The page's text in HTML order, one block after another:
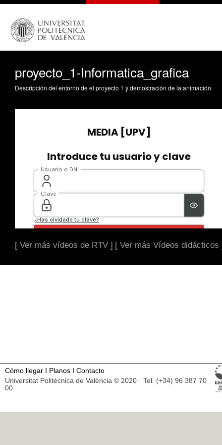
proyecto_1-Informatica_grafica
Descripción del entorno de el proyecto 1 y demostración de la animación.
[ Ver más vídeos de RTV ] [ Ver más Vídeos didácticos
Cómo llegar I Planos I Contacto
Universitat Politècnica de València © 2020 · Tel. (+34) 96 387 70
00